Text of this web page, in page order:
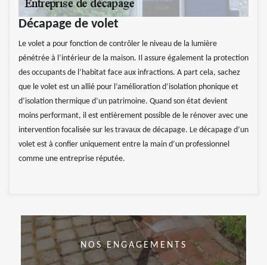
Décapage de volet
Le volet a pour fonction de contrôler le niveau de la lumière
pénétrée à l’intérieur de la maison. Il assure également la protection
des occupants de l’habitat face aux infractions. A part cela, sachez
que le volet est un allié pour l’amélioration d’isolation phonique et
d’isolation thermique d’un patrimoine. Quand son état devient
moins performant, il est entièrement possible de le rénover avec une
intervention focalisée sur les travaux de décapage. Le décapage d’un
volet est à confier uniquement entre la main d’un professionnel
comme une entreprise réputée.
NOS ENGAGEMENTS